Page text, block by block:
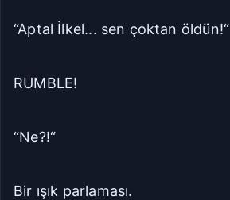
“Aptal İlkel... sen çoktan öldün!“
RUMBLE!
“Ne?!“
Bir ışık parlaması.